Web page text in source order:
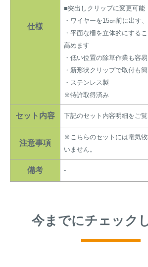
仕様
■突出しクリップに変更可能
・ワイヤーを15㎝前に出す
・平面な柵を立体的にする
高めます
・低い位置の除草作業も容
・新形状クリップで取付も
・ステンレス製
※特許取得済み
セット内容 下記のセット内容明細をご
注意事項
※こちらのセットには電気
いません。
備考 -
今までにチェック